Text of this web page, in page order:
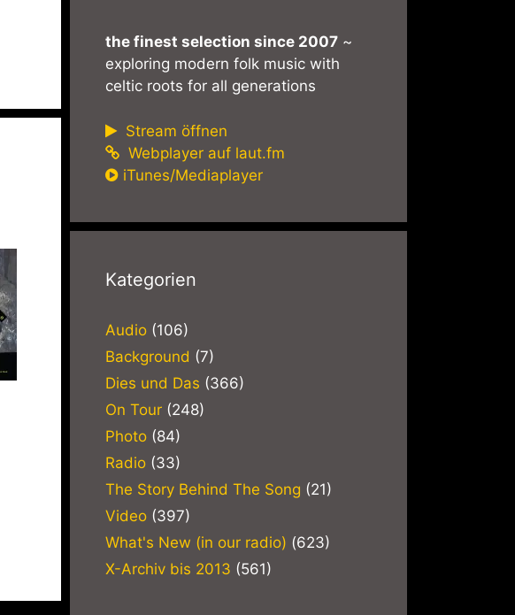
the finest selection since 2007~
exploring modern folk music with
celtic roots for all generations
Stream öffnen
Webplayer auf laut.fm
iTunes/Mediaplayer
Kategorien
Audio(106)
Background (7)
Dies und Das (366)
On Tour(248)
Photo(84)
Radio(33)
The Story Behind The Song (21)
Video(397)
What's New (in our radio) (623)
X-Archiv bis 2013 (561)